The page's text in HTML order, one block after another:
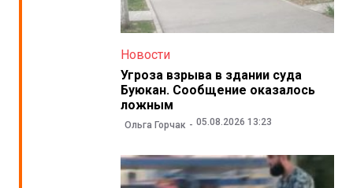
Новости
Угроза взрыва в здании суда
Буюкан. Сообщение оказалось
ложным
Ольга Горчак 05.08.2026 13:23